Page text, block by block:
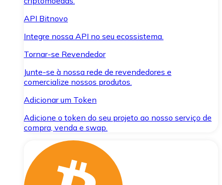
API Bitnovo
Integre nossa API no seu ecossistema.
Tornar-se Revendedor
Junte-se à nossa rede de revendedores e
comercialize nossos produtos.
Adicionar um Token
Adicione o token do seu projeto ao nosso serviço de
compra, venda e swap.